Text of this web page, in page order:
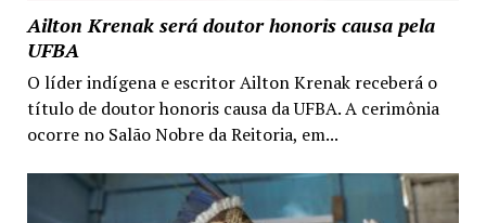
Ailton Krenak será doutor honoris causa pela
UFBA
O líder indígena e escritor Ailton Krenak receberá o
título de doutor honoris causa da UFBA. A cerimônia
ocorre no Salão Nobre da Reitoria, em...